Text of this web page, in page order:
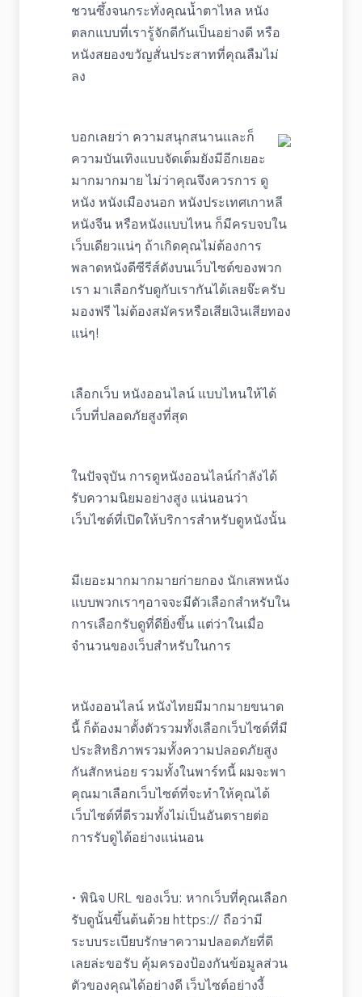
ชวนซึ้งจนกระทั่งคุณน้ำตาไหล หนัง
ตลกแบบที่เรารู้จักดีกันเป็นอย่างดี หรือ
หนังสยองขวัญสั่นประสาทที่คุณลืมไม่
ลง
บอกเลยว่า ความสนุกสนานและก็
ความบันเทิงแบบจัดเต็มยังมีอีกเยอะ
มากมากมาย ไม่ว่าคุณจึงควรการ ดู
หนัง หนังเมืองนอก หนังประเทศเกาหลี
หนังจีน หรือหนังแบบไหน ก็มีครบจบใน
เว็บเดียวแน่ๆ ถ้าเกิดคุณไม่ต้องการ
พลาดหนังดีซีรีส์ดังบนเว็บไซต์ของพวก
เรา มาเลือกรับดูกับเรากันได้เลยจ๊ะครับ
มองฟรี ไม่ต้องสมัครหรือเสียเงินเสียทอง
แน่ๆ!
เลือกเว็บ หนังออนไลน์ แบบไหนให้ได้
เว็บที่ปลอดภัยสูงที่สุด
ในปัจจุบัน การดูหนังออนไลน์กำลังได้
รับความนิยมอย่างสูง แน่นอนว่า
เว็บไซต์ที่เปิดให้บริการสำหรับดูหนังนั้น
มีเยอะมากมากมายก่ายกอง นักเสพหนัง
แบบพวกเราๆอาจจะมีตัวเลือกสำหรับใน
การเลือกรับดูที่ดียิ่งขึ้น แต่ว่าในเมื่อ
จำนวนของเว็บสำหรับในการ
หนังออนไลน์ หนังไทยมีมากมายขนาด
นี้ ก็ต้องมาตั้งตัวรวมทั้งเลือกเว็บไซต์ที่มี
ประสิทธิภาพรวมทั้งความปลอดภัยสูง
กันสักหน่อย รวมทั้งในพาร์ทนี้ ผมจะพา
คุณมาเลือกเว็บไซต์ที่จะทำให้คุณได้
เว็บไซต์ที่ดีรวมทั้งไม่เป็นอันตรายต่อ
การรับดูได้อย่างแน่นอน
• พินิจ URL ของเว็บ: หากเว็บที่คุณเลือก
รับดูนั้นขึ้นต้นด้วย https:// ถือว่ามี
ระบบระเบียบรักษาความปลอดภัยที่ดี
เลยล่ะขอรับ คุ้มครองป้องกันข้อมูลส่วน
ตัวของคุณได้อย่างดี เว็บไซต์อย่างงี้